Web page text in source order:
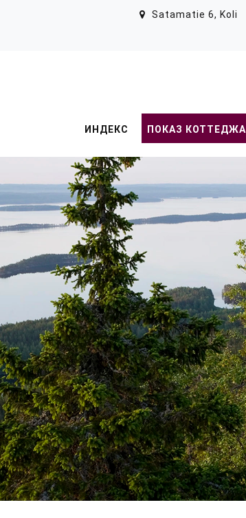
Перейти к основному содержанию
Satamatie 6, Koli
ИНДЕКС ПОКАЗ КОТТЕДЖА